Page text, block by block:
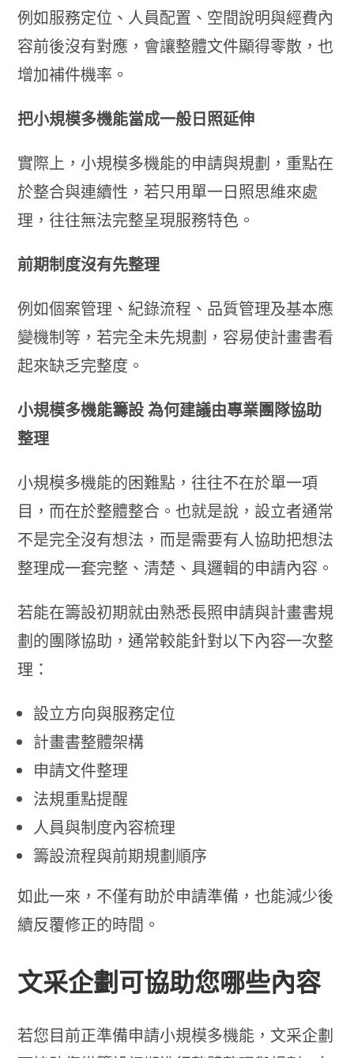
例如服務定位、人員配置、空間說明與經費內
容前後沒有對應，會讓整體文件顯得零散，也
增加補件機率。
把小規模多機能當成一般日照延伸
實際上，小規模多機能的申請與規劃，重點在
於整合與連續性，若只用單一日照思維來處
理，往往無法完整呈現服務特色。
前期制度沒有先整理
例如個案管理、紀錄流程、品質管理及基本應
變機制等，若完全未先規劃，容易使計畫書看
起來缺乏完整度。
小規模多機能籌設 為何建議由專業團隊協助
整理
小規模多機能的困難點，往往不在於單一項
目，而在於整體整合。也就是說，設立者通常
不是完全沒有想法，而是需要有人協助把想法
整理成一套完整、清楚、具邏輯的申請內容。
若能在籌設初期就由熟悉長照申請與計畫書規
劃的團隊協助，通常較能針對以下內容一次整
理：
設立方向與服務定位
計畫書整體架構
申請文件整理
法規重點提醒
人員與制度內容梳理
籌設流程與前期規劃順序
如此一來，不僅有助於申請準備，也能減少後
續反覆修正的時間。
文采企劃可協助您哪些內容
若您目前正準備申請小規模多機能，文采企劃